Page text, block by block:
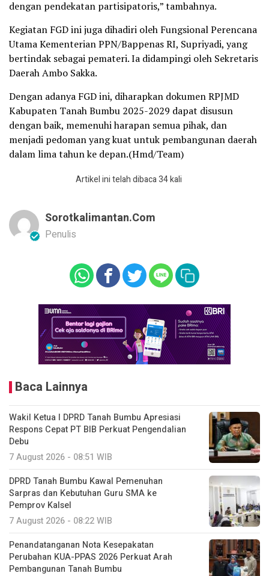
dengan pendekatan partisipatoris,” tambahnya.
Kegiatan FGD ini juga dihadiri oleh Fungsional Perencana
Utama Kementerian PPN/Bappenas RI, Supriyadi, yang
bertindak sebagai pemateri. Ia didampingi oleh Sekretaris
Daerah Ambo Sakka.
Dengan adanya FGD ini, diharapkan dokumen RPJMD
Kabupaten Tanah Bumbu 2025-2029 dapat disusun
dengan baik, memenuhi harapan semua pihak, dan
menjadi pedoman yang kuat untuk pembangunan daerah
dalam lima tahun ke depan.(Hmd/Team)
Artikel ini telah dibaca 34 kali
Sorotkalimantan.com
Penulis
Baca Lainnya
Wakil Ketua I DPRD Tanah Bumbu Apresiasi
Respons Cepat PT BIB Perkuat Pengendalian
Debu
7 August 2026 - 08:51 WIB
DPRD Tanah Bumbu Kawal Pemenuhan
Sarpras dan Kebutuhan Guru SMA ke
Pemprov Kalsel
7 August 2026 - 08:22 WIB
Penandatanganan Nota Kesepakatan
Perubahan KUA-PPAS 2026 Perkuat Arah
Pembangunan Tanah Bumbu